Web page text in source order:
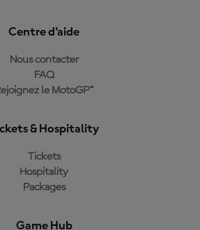
Centre d'aide
Nous contacter
FAQ
le MotoGP™
& Hospitality
Tickets
Hospitality
Packages
Game Hub